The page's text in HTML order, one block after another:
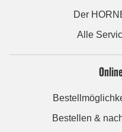
Der
Alle
Bestellen &